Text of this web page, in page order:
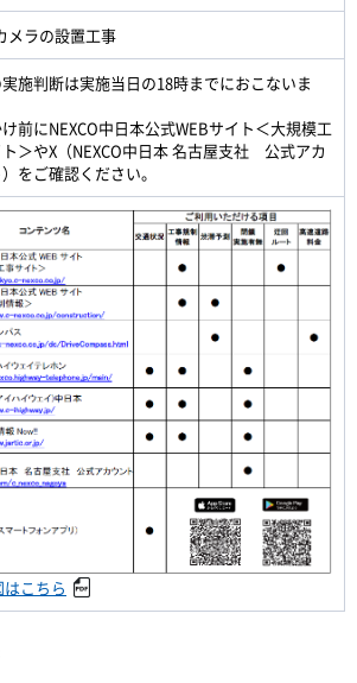
メラの設置工事
施判断は実施当日の18時までにおこないま
前にNEXCO中日本公式WEBサイト＜大規模工
＞やX（NEXCO中日本 名古屋支社 公式アカ
をご確認ください。
こちら